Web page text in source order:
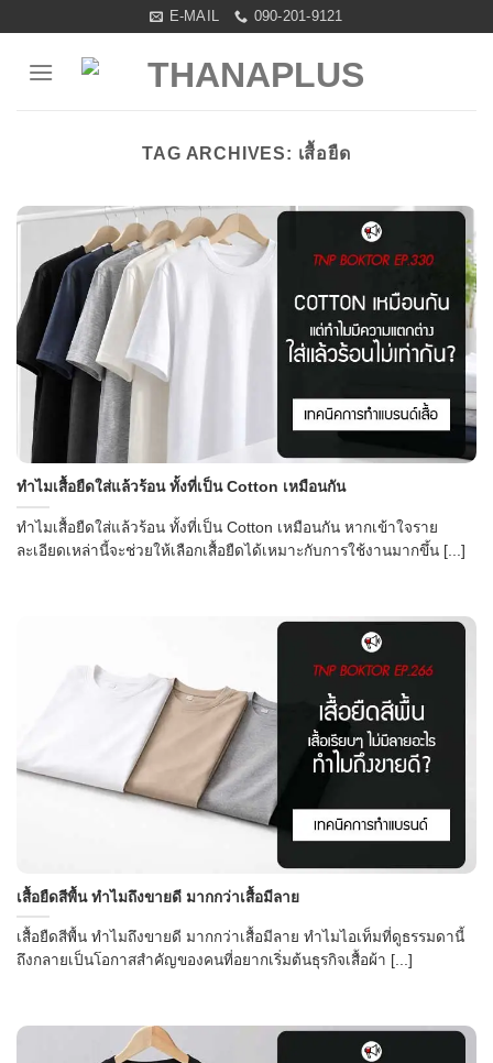
content
E-MAIL 090-201-9121
TAG ARCHIVES: เสื้อยืด
ทำไมเสื้อยืดใส่แล้วร้อน ทั้งที่เป็น Cotton เหมือนกัน
ทำไมเสื้อยืดใส่แล้วร้อน ทั้งที่เป็น Cotton เหมือนกัน หากเข้าใจราย
ละเอียดเหล่านี้จะช่วยให้เลือกเสื้อยืดได้เหมาะกับการใช้งานมากขึ้น [...]
เสื้อยืดสีพื้น ทำไมถึงขายดี มากกว่าเสื้อมีลาย
เสื้อยืดสีพื้น ทำไมถึงขายดี มากกว่าเสื้อมีลาย ทำไมไอเท็มที่ดูธรรมดานี้
ถึงกลายเป็นโอกาสสำคัญของคนที่อยากเริ่มต้นธุรกิจเสื้อผ้า [...]